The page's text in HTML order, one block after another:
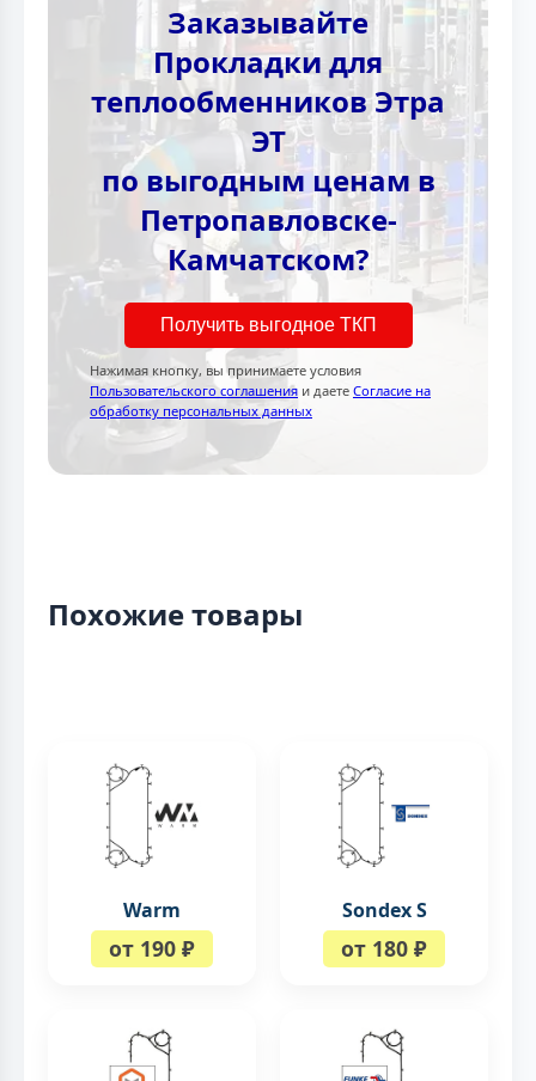
Заказывайте
Прокладки для
теплообменников Этра
ЭТ
по выгодным ценам в
Петропавловске-
Камчатском?
Получить выгодное ТКП
Нажимая кнопку, вы принимаете условия
Пользовательского соглашения и даете Согласие на
обработку персональных данных
Похожие товары
Warm
от 190 ₽
Sondex S
от 180 ₽